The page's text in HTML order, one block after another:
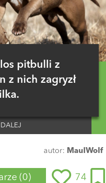
los pitbulli z
z nich zagryzł
autor: MaulWolf
(0) 74